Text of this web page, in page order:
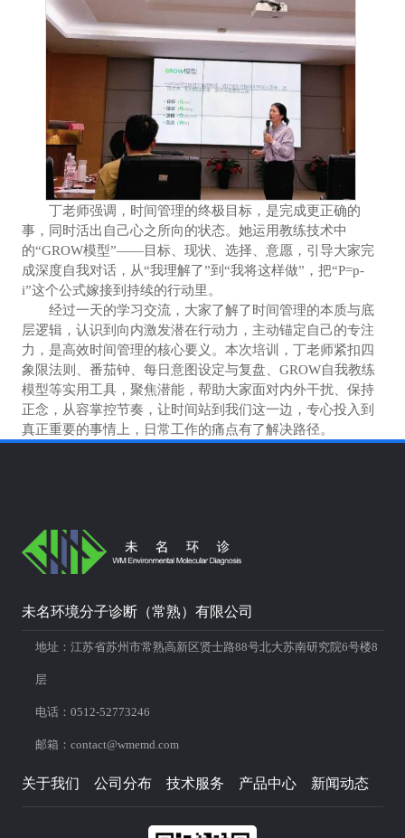
丁老师强调，时间管理的终极目标，是完成更正确的
事，同时活出自己心之所向的状态。她运用教练技术中
的“GROW模型”——目标、现状、选择、意愿，引导大家完
成深度自我对话，从“我理解了”到“我将这样做”，把“P=p-
i”这个公式嫁接到持续的行动里。
经过一天的学习交流，大家了解了时间管理的本质与底
层逻辑，认识到向内激发潜在行动力，主动锚定自己的专注
力，是高效时间管理的核心要义。本次培训，丁老师紧扣四
象限法则、番茄钟、每日意图设定与复盘、GROW自我教练
模型等实用工具，聚焦潜能，帮助大家面对内外干扰、保持
正念，从容掌控节奏，让时间站到我们这一边，专心投入到
真正重要的事情上，日常工作的痛点有了解决路径。
未名环境分子诊断（常熟）有限公司
地址：江苏省苏州市常熟高新区贤士路88号北大苏南研究院6号楼8
层
电话：0512-52773246
邮箱：contact@wmemd.com
关于我们 公司分布 技术服务 产品中心 新闻动态